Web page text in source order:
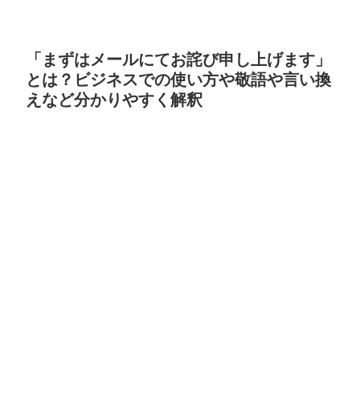
「まずはメールにてお詫び申し上げます」
とは？ビジネスでの使い方や敬語や言い換
えなど分かりやすく解釈